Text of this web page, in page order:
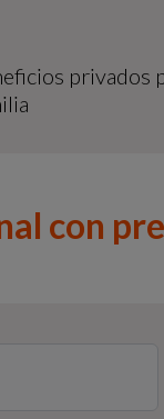
privados
con